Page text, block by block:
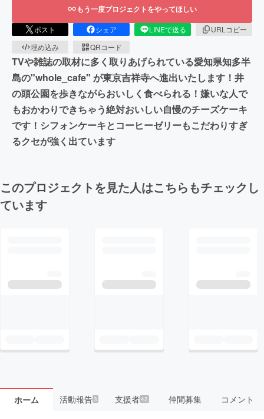
もう一度プロジェクトをやってほしい
ポスト シェア LINEで送る
URLコピー
埋め込み
QRコード
TVや雑誌の取材に多く取りあげられている愛知県知多半
島の"whole_cafe" が東京吉祥寺へ進出いたします！井
の頭公園を歩きながらおいしく食べられる！嫌いな人で
もおかわりできちゃう絶対おいしい自慢のチーズケーキ
です！シフォンケーキとコーヒーゼリーもこだわりすぎ
るクセが強く出ています
このプロジェクトを見た人はこちらもチェックし
ています
ホーム 活動報告3 支援者43 仲間募集 コメント